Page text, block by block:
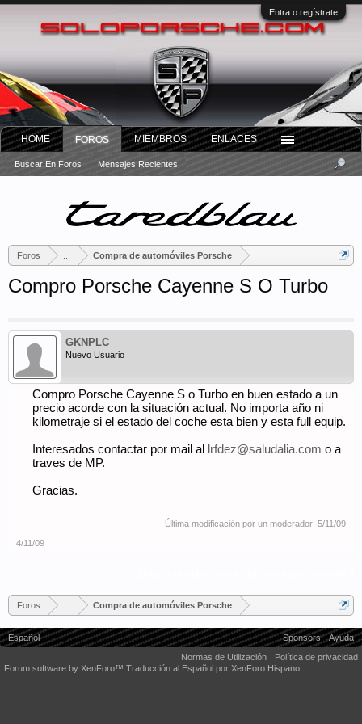
Entra o regístrate
Foros Compra de automóviles Porsche
Compro Porsche Cayenne S O Turbo
GKNPLC
Nuevo Usuario
Compro Porsche Cayenne S o Turbo en buen estado a un
precio acorde con la situación actual. No importa año ni
kilometraje si el estado del coche esta bien y esta full equip.
Interesados contactar por mail al lrfdez@saludalia.com o a
traves de MP.
Gracias.
Última modificación por un moderador: 5/11/09
4/11/09
Foros Compra de automóviles Porsche
HOME FOROS
Buscar En Foros Mensajes Recientes
MIEMBROS ENLACES
Español Sponsors
Ayuda
Normas de Utilización
Política de privacidad
Forum software by XenForo™ Traducción al Español por XenForo Hispano.